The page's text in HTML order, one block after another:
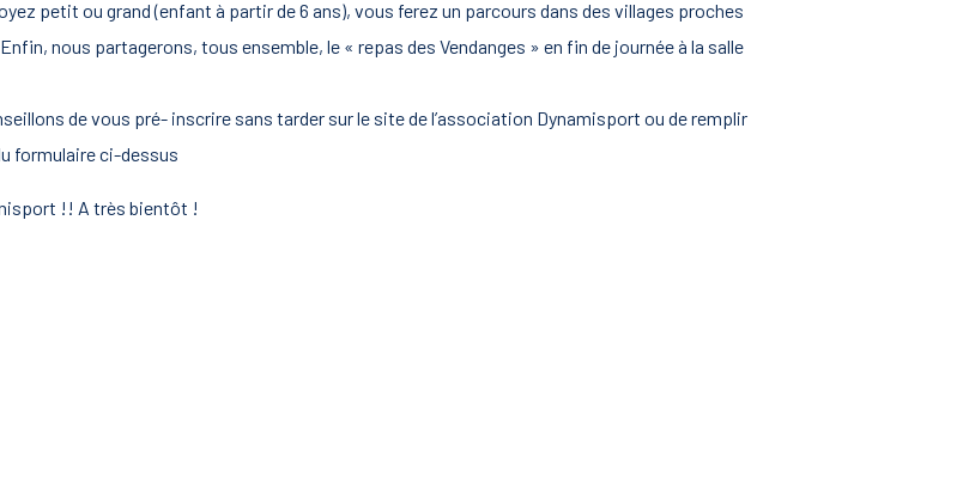
petit ou grand (enfant à partir de 6 ans), vous ferez un parcours dans des villages proches
nous partagerons, tous ensemble, le « repas des Vendanges » en fin de journée à la salle
de vous pré- inscrire sans tarder sur le site de l’association Dynamisport ou de remplir
formulaire ci-dessus
!! A très bientôt !